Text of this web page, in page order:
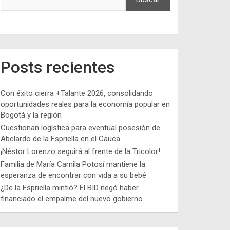
Posts recientes
Con éxito cierra +Talante 2026, consolidando
oportunidades reales para la economía popular en
Bogotá y la región
Cuestionan logística para eventual posesión de
Abelardo de la Espriella en el Cauca
¡Néstor Lorenzo seguirá al frente de la Tricolor!
Familia de María Camila Potosí mantiene la
esperanza de encontrar con vida a su bebé
¿De la Espriella mintió? El BID negó haber
financiado el empalme del nuevo gobierno